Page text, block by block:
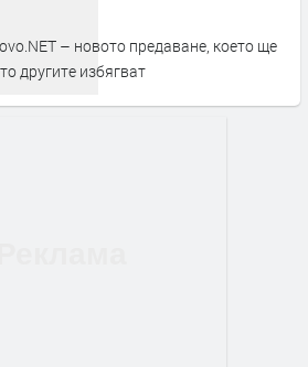
– новото предаване, което ще
другите избягват